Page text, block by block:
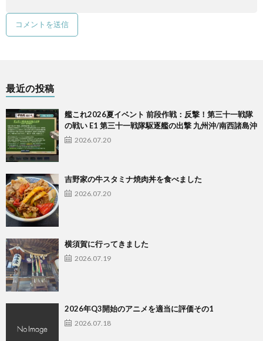
最近の投稿
艦これ2026夏イベント 前段作戦：反撃！第三十一戦隊
の戦い E1 第三十一戦隊駆逐艦の出撃 九州沖/南西諸島沖
2026.07.20
吉野家の牛スタミナ焼肉丼を食べました
2026.07.20
横須賀に行ってきました
2026.07.19
2026年Q3開始のアニメを適当に評価その1
2026.07.18